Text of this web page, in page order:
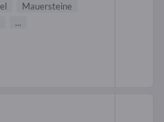
Mauersteine
...